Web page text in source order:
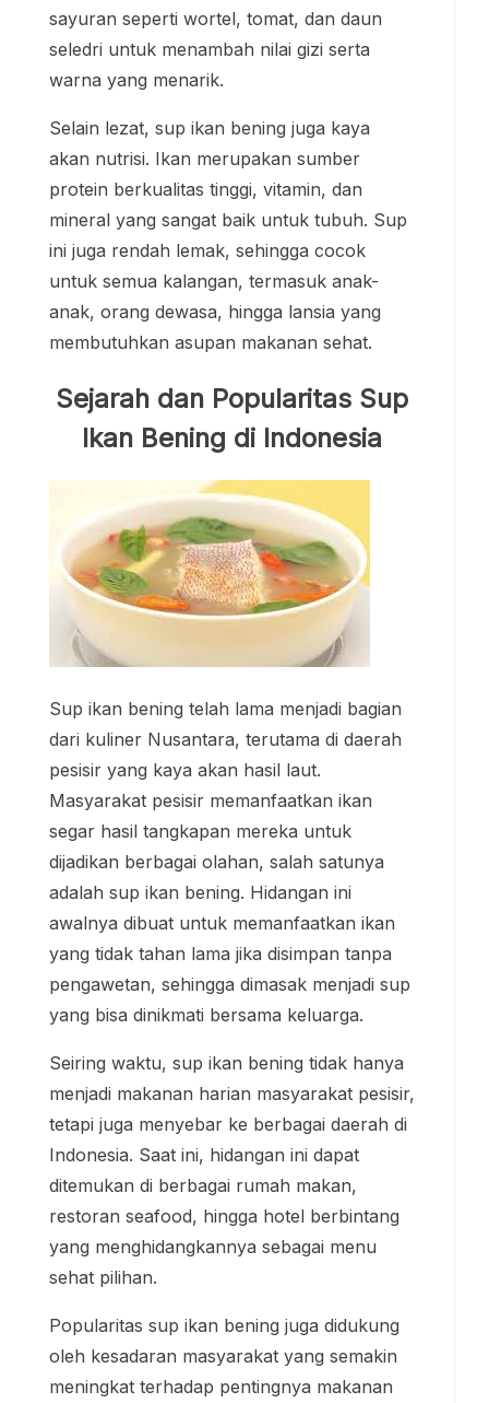
sayuran seperti wortel, tomat, dan daun
seledri untuk menambah nilai gizi serta
warna yang menarik.
Selain lezat, sup ikan bening juga kaya
akan nutrisi. Ikan merupakan sumber
protein berkualitas tinggi, vitamin, dan
mineral yang sangat baik untuk tubuh. Sup
ini juga rendah lemak, sehingga cocok
untuk semua kalangan, termasuk anak-
anak, orang dewasa, hingga lansia yang
membutuhkan asupan makanan sehat.
Sejarah dan Popularitas Sup
Ikan Bening di Indonesia
Sup ikan bening telah lama menjadi bagian
dari kuliner Nusantara, terutama di daerah
pesisir yang kaya akan hasil laut.
Masyarakat pesisir memanfaatkan ikan
segar hasil tangkapan mereka untuk
dijadikan berbagai olahan, salah satunya
adalah sup ikan bening. Hidangan ini
awalnya dibuat untuk memanfaatkan ikan
yang tidak tahan lama jika disimpan tanpa
pengawetan, sehingga dimasak menjadi sup
yang bisa dinikmati bersama keluarga.
Seiring waktu, sup ikan bening tidak hanya
menjadi makanan harian masyarakat pesisir,
tetapi juga menyebar ke berbagai daerah di
Indonesia. Saat ini, hidangan ini dapat
ditemukan di berbagai rumah makan,
restoran seafood, hingga hotel berbintang
yang menghidangkannya sebagai menu
sehat pilihan.
Popularitas sup ikan bening juga didukung
oleh kesadaran masyarakat yang semakin
meningkat terhadap pentingnya makanan